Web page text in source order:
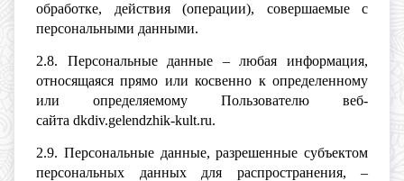
обработке, действия (операции), совершаемые с
персональными данными.
2.8. Персональные данные – любая информация,
относящаяся прямо или косвенно к определенному
или определяемому Пользователю веб-
сайта dkdiv.gelendzhik-kult.ru.
2.9. Персональные данные, разрешенные субъектом
персональных данных для распространения, –